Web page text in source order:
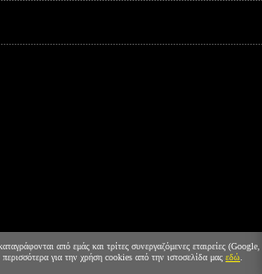
από εμάς και τρίτες συνεργαζόμενες εταιρείες (Google,
περισσότερα για την χρήση cookies από την ιστοσελίδα μαςεδώ